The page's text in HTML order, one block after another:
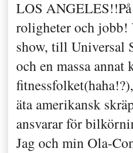
LOS
roligheter och
show, till Universal
och en massa
äta amerikansk
ansvarar för
Jag och min Ola-